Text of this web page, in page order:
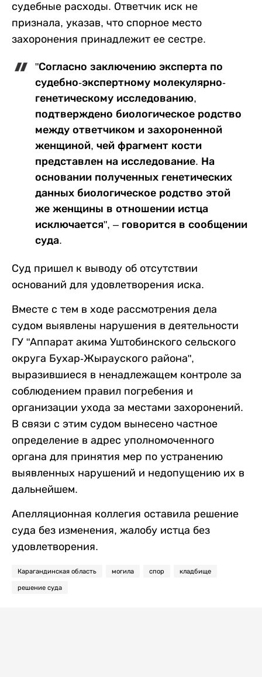
судебные расходы. Ответчик иск не
признала, указав, что спорное место
захоронения принадлежит ее сестре.
"Согласно заключению эксперта по
судебно-экспертному молекулярно-
генетическому исследованию,
подтверждено биологическое родство
между ответчиком и захороненной
женщиной, чей фрагмент кости
представлен на исследование. На
основании полученных генетических
данных биологическое родство этой
же женщины в отношении истца
исключается", – говорится в сообщении
суда.
Суд пришел к выводу об отсутствии
оснований для удовлетворения иска.
Вместе с тем в ходе рассмотрения дела
судом выявлены нарушения в деятельности
ГУ "Аппарат акима Уштобинского сельского
округа Бухар-Жырауского района",
выразившиеся в ненадлежащем контроле за
соблюдением правил погребения и
организации ухода за местами захоронений.
В связи с этим судом вынесено частное
определение в адрес уполномоченного
органа для принятия мер по устранению
выявленных нарушений и недопущению их в
дальнейшем.
Апелляционная коллегия оставила решение
суда без изменения, жалобу истца без
удовлетворения.
Карагандинская область могила спор кладбище
решение суда